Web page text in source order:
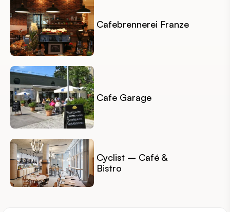
Cafebrennerei Franze
Cafe Garage
Cyclist – Café &
Bistro